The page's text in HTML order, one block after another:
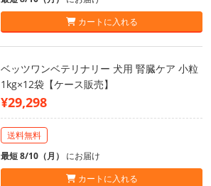
カートに入れる
ベッツワンベテリナリー 犬用 腎臓ケア 小粒
1kg×12袋【ケース販売】
¥29,298
送料無料
最短 8/10（月） にお届け
カートに入れる